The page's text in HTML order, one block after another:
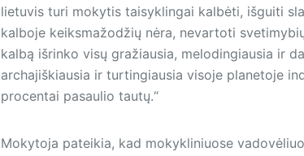
lietuvis turi mokytis taisyklingai kalbėti, išguiti
kalboje keiksmažodžių nėra, nevartoti
kalbą išrinko visų gražiausia, melodingiausia ir
archajiškiausia ir turtingiausia visoje planetoje
procentai pasaulio tautų.“
Mokytoja pateikia, kad mokykliniuose